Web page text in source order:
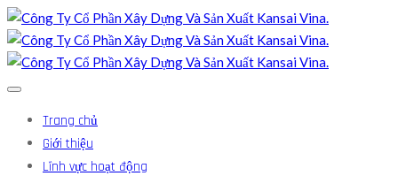
Trang chủ
Giới thiệu
Lĩnh vực hoạt động